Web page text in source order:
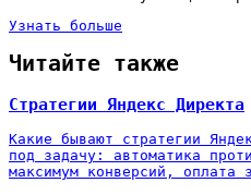
Узнать больше
Читайте также
Стратегии Яндекс Директа
Какие бывают стратегии
под задачу: автоматика
максимум конверсий, оплата